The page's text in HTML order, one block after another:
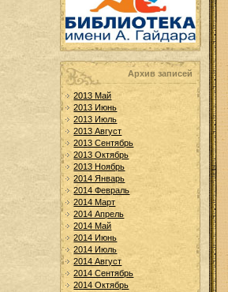
Архив записей
2013 Май
2013 Июнь
2013 Июль
2013 Август
2013 Сентябрь
2013 Октябрь
2013 Ноябрь
2014 Январь
2014 Февраль
2014 Март
2014 Апрель
2014 Май
2014 Июнь
2014 Июль
2014 Август
2014 Сентябрь
2014 Октябрь